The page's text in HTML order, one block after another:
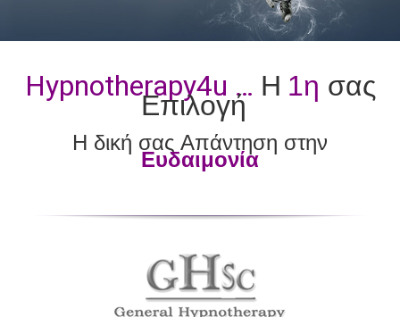
Hypnotherapy4u … Η 1η σας
Επιλογή
Η δική σας Απάντηση στην
Ευδαιμονία